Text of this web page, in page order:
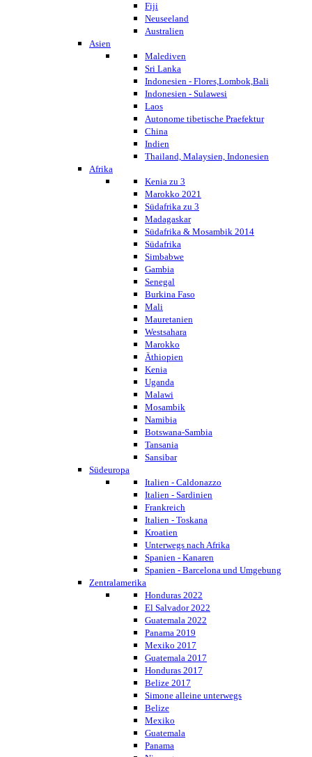
Fiji
Neuseeland
Australien
Asien
Malediven
Sri Lanka
Indonesien - Flores,Lombok,Bali
Indonesien - Sulawesi
Laos
Autonome tibetische Praefektur
China
Indien
Thailand, Malaysien, Indonesien
Afrika
Kenia zu 3
Marokko 2021
Südafrika zu 3
Madagaskar
Südafrika & Mosambik 2014
Südafrika
Simbabwe
Gambia
Senegal
Burkina Faso
Mali
Mauretanien
Westsahara
Marokko
Äthiopien
Kenia
Uganda
Malawi
Mosambik
Namibia
Botswana-Sambia
Tansania
Sansibar
Südeuropa
Italien - Caldonazzo
Italien - Sardinien
Frankreich
Italien - Toskana
Kroatien
Unterwegs nach Afrika
Spanien - Kanaren
Spanien - Barcelona und Umgebung
Zentralamerika
Honduras 2022
El Salvador 2022
Guatemala 2022
Panama 2019
Mexiko 2017
Guatemala 2017
Honduras 2017
Belize 2017
Simone alleine unterwegs
Belize
Mexiko
Guatemala
Panama